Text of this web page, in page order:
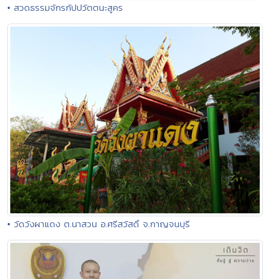
• สวดธรรมจักรกัปปวัตตนะสูคร
• วัดวังผาแดง ต.นาสวน อ.ศรีสวัสดิ์ จ.กาญจนบุรี